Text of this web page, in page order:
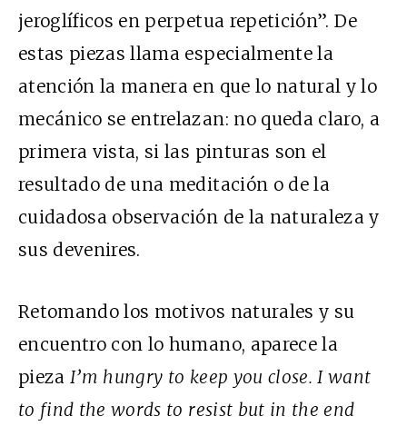
jeroglíficos en perpetua repetición”. De
estas piezas llama especialmente la
atención la manera en que lo natural y lo
mecánico se entrelazan: no queda claro, a
primera vista, si las pinturas son el
resultado de una meditación o de la
cuidadosa observación de la naturaleza y
sus devenires.
Retomando los motivos naturales y su
encuentro con lo humano, aparece la
piezaI’m hungry to keep you close. I want
to find the words to resist but in the end